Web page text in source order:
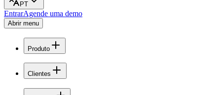
PT
EntrarAgende uma demo
Abrir menu
Produto
Clientes